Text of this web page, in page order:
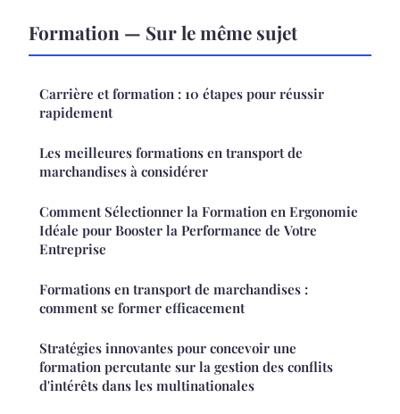
Formation — Sur le même sujet
Carrière et formation : 10 étapes pour réussir
rapidement
Les meilleures formations en transport de
marchandises à considérer
Comment Sélectionner la Formation en Ergonomie
Idéale pour Booster la Performance de Votre
Entreprise
Formations en transport de marchandises :
comment se former efficacement
Stratégies innovantes pour concevoir une
formation percutante sur la gestion des conflits
d'intérêts dans les multinationales